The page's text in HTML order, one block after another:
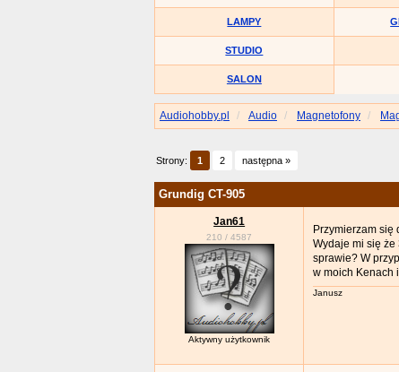
LAMPY
STUDIO
SALON
Audiohobby.pl Audio Magnetofony
Strony: 1 2 następna »
Grundig CT-905
Jan61
210 /4587
Aktywny użytkownik
Przymierzam
Wydaje mi się
sprawie? W
w moich Kenach
Janusz